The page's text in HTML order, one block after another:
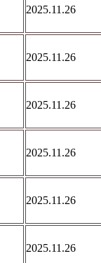
2025.11.26
2025.11.26
2025.11.26
2025.11.26
2025.11.26
2025.11.26